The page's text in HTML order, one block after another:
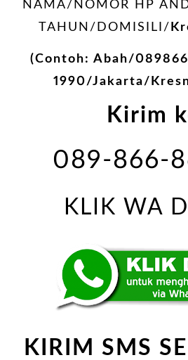
NAMA/NOMOR HP
TAHUN/DOMISILI/
(Contoh: Abah/
1990/Jakarta/
Kirim
089-866-
KLIK WA
KIRIM SMS